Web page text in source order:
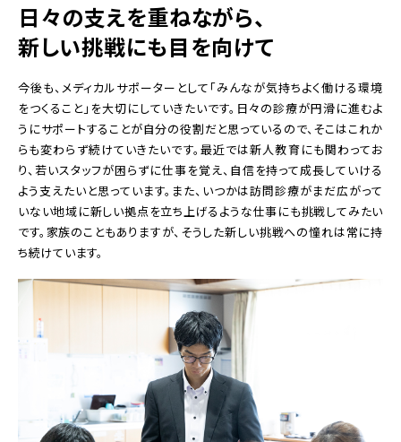
日々の支えを重ねながら、
新しい挑戦にも目を向けて
今後も、メディカルサポーターとして「みんなが気持ちよく働ける環境
をつくること」を大切にしていきたいです。日々の診療が円滑に進むよ
うにサポートすることが自分の役割だと思っているので、そこはこれか
らも変わらず続けていきたいです。最近では新人教育にも関わってお
り、若いスタッフが困らずに仕事を覚え、自信を持って成長していける
よう支えたいと思っています。また、いつかは訪問診療がまだ広がって
いない地域に新しい拠点を立ち上げるような仕事にも挑戦してみたい
です。家族のこともありますが、そうした新しい挑戦への憧れは常に持
ち続けています。